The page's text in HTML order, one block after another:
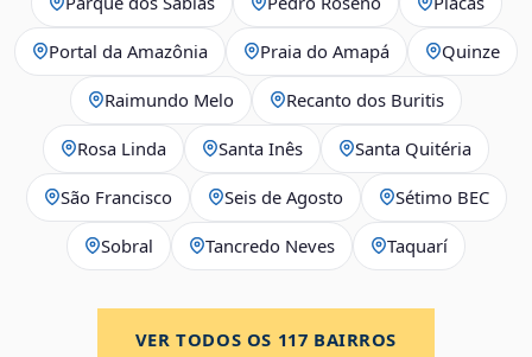
Portal da Amazônia Praia do Amapá Quinze
Raimundo Melo Recanto dos Buritis
Rosa Linda Santa Inês Santa Quitéria
São Francisco Seis de Agosto Sétimo BEC
Sobral Tancredo Neves Taquarí
VER TODOS OS 117 BAIRROS